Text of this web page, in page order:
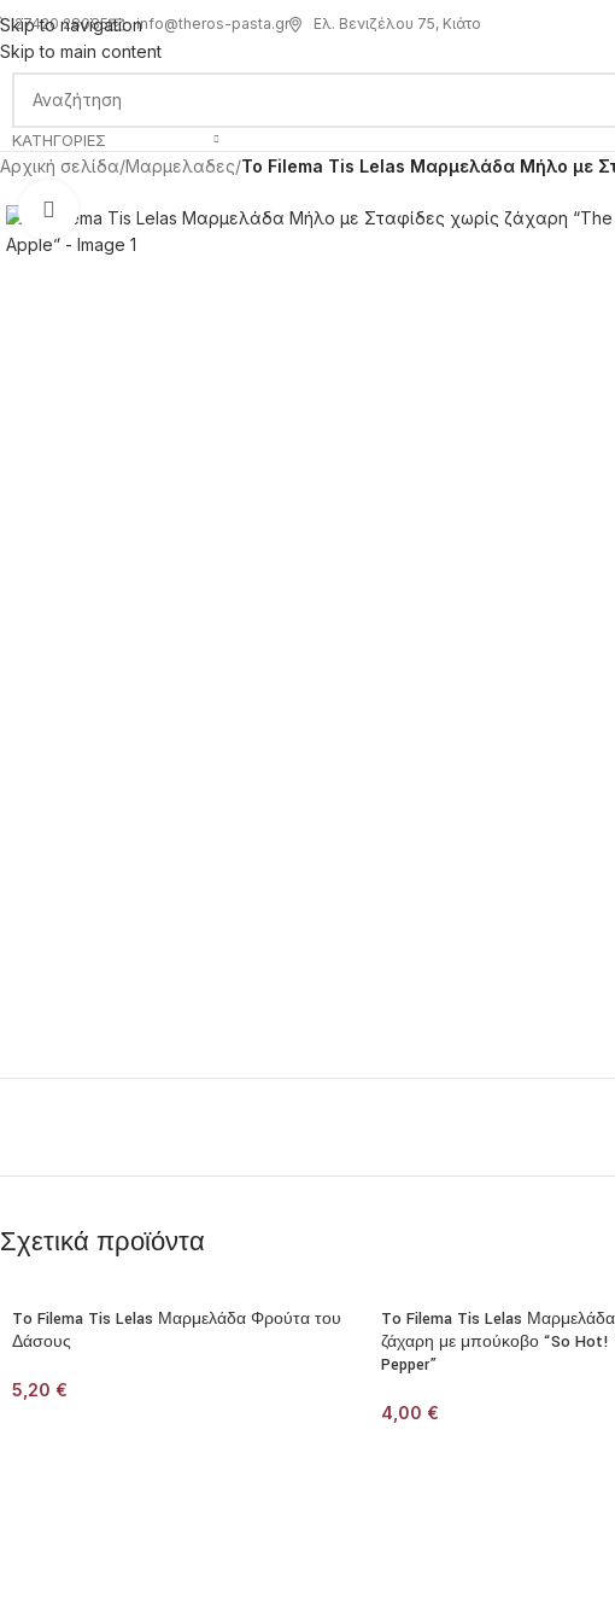
Skip to navigation
Skip to main content
27420 28085 info@theros-pasta.gr Ελ. Βενιζέλου 75, Κιάτο
ΚΑΤΗΓΟΡΊΕΣ
Αρχική σελίδα/Μαρμελαδες/To Filema Tis Lelas Μαρμελάδα Μήλο με
Click to enlarge
Σχετικά προϊόντα
To Filema Tis Lelas Μαρμελάδα Φρούτα του
Δάσους
5,20 €
To Filema Tis Lelas
ζάχαρη με μπούκοβο “So Hot!
Pepper”
4,00 €